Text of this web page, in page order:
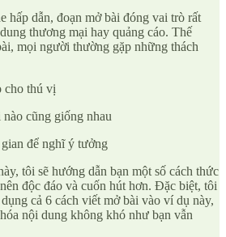
hấp dẫn, đoạn mở bài đóng vai trò rất
thương mại hay quảng cáo. Thế
mọi người thường gặp những thách
cho thú vị
cũng giống nhau
để nghĩ ý tưởng
tôi sẽ hướng dẫn bạn một số cách thức
độc đáo và cuốn hút hơn. Đặc biệt, tôi
cả 6 cách viết mở bài vào ví dụ này,
nội dung không khó như bạn vẫn